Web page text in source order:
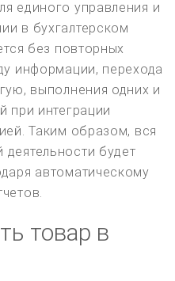
единого управления и
в бухгалтерском
без повторных
информации, перехода
выполнения одних и
при интеграции
Таким образом, вся
будет
автоматическому
товар в